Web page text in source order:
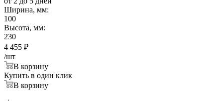
Ширина, мм:
100
Высота, мм:
230
4 455 ₽
/шт
В корзину
Купить в один клик
В корзину